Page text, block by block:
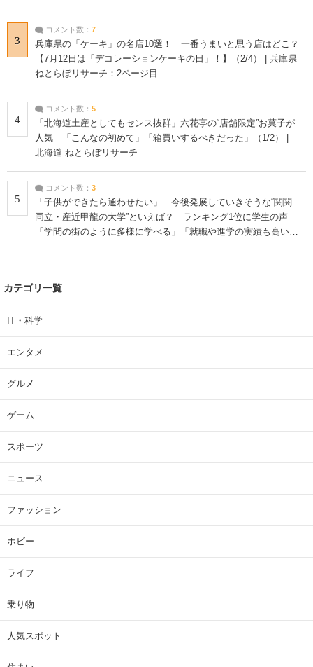
3
コメント数： 7
兵庫県の「ケーキ」の名店10選！ 一番うまいと思う店はどこ？
【7月12日は「デコレーションケーキの日」！】（2/4） | 兵庫県
ねとらぼリサーチ：2ページ目
4
コメント数： 5
「北海道土産としてもセンス抜群」六花亭の“店舗限定”お菓子が
人気 「こんなの初めて」「箱買いするべきだった」（1/2） |
北海道 ねとらぼリサーチ
5
コメント数： 3
「子供ができたら通わせたい」 今後発展していきそうな“関関
同立・産近甲龍の大学”といえば？ ランキング1位に学生の声
「学問の街のように多様に学べる」「就職や進学の実績も高い」
| 大学 ねとらぼリサーチ
カテゴリ一覧
IT・科学
エンタメ
グルメ
ゲーム
スポーツ
ニュース
ファッション
ホビー
ライフ
乗り物
人気スポット